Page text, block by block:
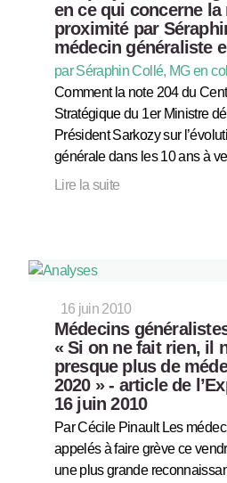
en ce qui concerne la
proximité par
médecin généraliste
par Séraphin Collé, MG en
Comment la note 204 du
Stratégique du 1er Ministre
Président Sarkozy sur
générale dans les 10 ans à
Lire la suite
16 juin 2010
Médecins
« Si on ne fait rien, il
presque plus de
2020 » - article de
16 juin 2010
Par Cécile Pinault Les
appelés à faire grève ce
une plus grande